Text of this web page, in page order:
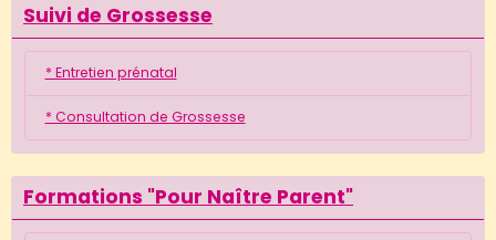
Suivi de Grossesse
* Entretien prénatal
* Consultation de Grossesse
Formations "Pour Naître Parent"